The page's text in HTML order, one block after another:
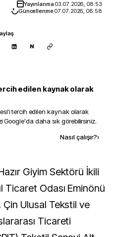
Yayınlanma03.07.2026, 08:53
Güncellenme07.07.2026, 08:58
N
edilen kaynak olarak
'i tercih edilen kaynak olarak
Google'da daha sık görebilirsiniz.
Nasıl çalışır?›
Ticaret Odası Eminönü
Çin Ulusal Tekstil ve
Ticareti